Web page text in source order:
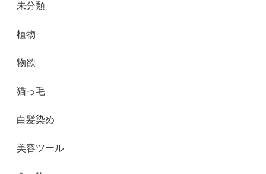
未分類
植物
物欲
猫っ毛
白髪染め
美容ツール